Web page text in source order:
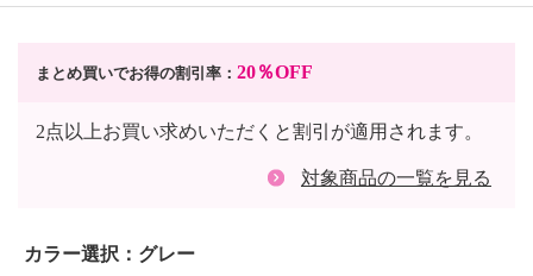
まとめ買いでお得の割引率： 20％OFF
2点以上お買い求めいただくと割引が適用されます。
対象商品の一覧を見る
カラー選択： グレー